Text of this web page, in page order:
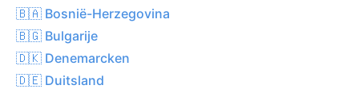
🇧🇦 Bosnië-Herzegovina
🇧🇬 Bulgarije
🇩🇰 Denemarcken
🇩🇪 Duitsland